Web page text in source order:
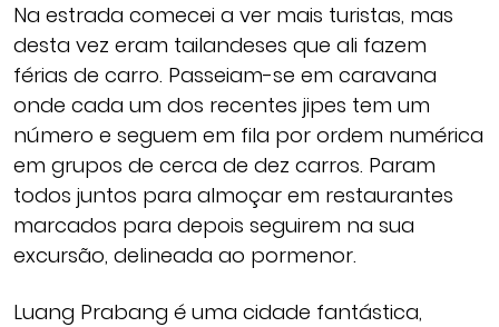
Na estrada comecei a ver mais turistas, mas
desta vez eram tailandeses que ali fazem
férias de carro. Passeiam-se em caravana
onde cada um dos recentes jipes tem um
número e seguem em fila por ordem numérica
em grupos de cerca de dez carros. Param
todos juntos para almoçar em restaurantes
marcados para depois seguirem na sua
excursão, delineada ao pormenor.
Luang Prabang é uma cidade fantástica,